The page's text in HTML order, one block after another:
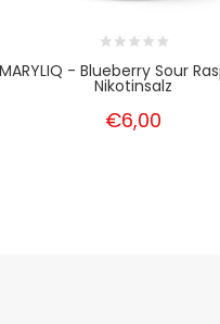
MARYLIQ - Blueberry Sour
Nikotinsalz
€6,00